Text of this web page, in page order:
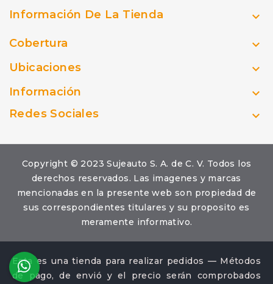
Información De La Tienda 
Cobertura 
Ubicaciones 
Información 
Redes Sociales 
Copyright © 2023 Sujeauto S. A. de C. V. Todos los
derechos reservados. Las imagenes y marcas
mencionadas en la presente web son propiedad de
sus correspondientes titulares y su proposito es
meramente informativo.
Esta es una tienda para realizar pedidos — Métodos
de pago, de envió y el precio serán comprobados